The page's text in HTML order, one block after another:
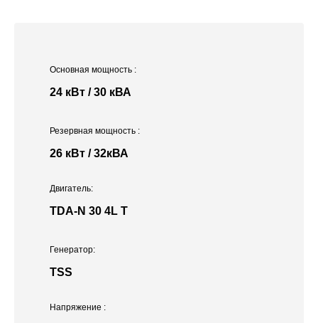
Основная мощность :
24 кВт / 30 кВА
Двигатель:
TDA-N 30 4L T
Напряжение :
Резервная мощность :
26 кВт / 32кВА
Генератор:
TSS